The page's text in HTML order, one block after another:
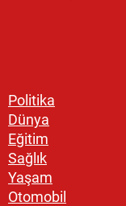
Politika
Dünya
Eğitim
Sağlık
Yaşam
Otomobil